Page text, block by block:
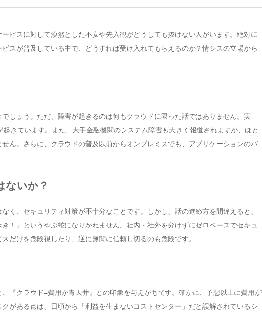
ビスに対して漠然とした不安や先入観がどうしても抜けない人がいます。絶対に
スが普及している中で、どうすれば受け入れてもらえるのか？情シスの立場から
しょう。ただ、障害が起きるのは何もクラウドに限った話ではありません。実
きています。また、大手金融機関のシステム障害も大きく報道されますが、ほと
ん。さらに、クラウドの普及以前からオンプレミスでも、アプリケーションのバ
ないか？
く、セキュリティ対策が不十分なことです。しかし、話の進め方を間違えると、
！』というやぶ蛇になりかねません。社内・社外を分けずにゼロベースでセキュ
だけを危険視したり、逆に無闇に信頼し切るのも危険です。
『クラウド=費用が青天井』との印象を与えがちです。確かに、予想以上に費用が
がある点は、日頃から「利益を生まないコストセンター」だと誤解されているシ